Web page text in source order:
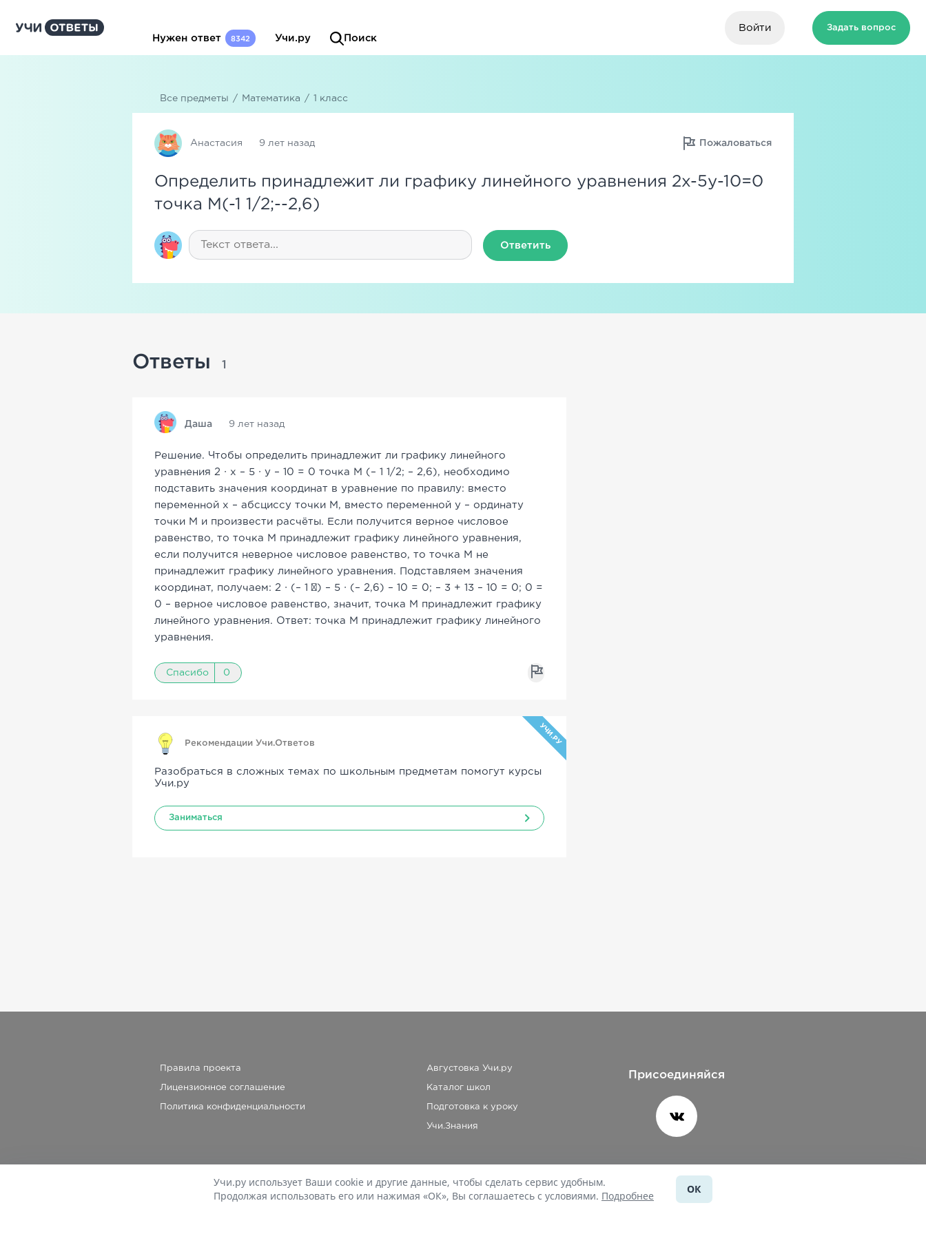
Нужен ответ 8342 Учи.ру Поиск
Войти Задать вопрос
Все предметы / Математика / 1 класс
Анастасия 9 лет назад Пожаловаться
Определить принадлежит ли графику линейного уравнения 2x-5y-10=0
точка M(-1 1/2;--2,6)
Ответить
Ответы 1
Даша 9 лет назад
Решение. Чтобы определить принадлежит ли графику линейного
уравнения 2 ∙ x – 5 ∙ y – 10 = 0 точка M (– 1 1/2; – 2,6), необходимо
подставить значения координат в уравнение по правилу: вместо
переменной х – абсциссу точки М, вместо переменной у – ординату
точки М и произвести расчёты. Если получится верное числовое
равенство, то точка М принадлежит графику линейного уравнения,
если получится неверное числовое равенство, то точка М не
принадлежит графику линейного уравнения. Подставляем значения
координат, получаем: 2 ∙ (– 1 ½) – 5 ∙ (– 2,6) – 10 = 0; – 3 + 13 – 10 = 0; 0 =
0 – верное числовое равенство, значит, точка М принадлежит графику
линейного уравнения. Ответ: точка М принадлежит графику линейного
уравнения.
Спасибо 0
Рекомендации Учи.Ответов УЧИ.РУ
Разобраться в сложных темах по школьным предметам помогут курсы
Учи.ру
Заниматься
Правила проекта
Лицензионное соглашение
Политика конфиденциальности
Августовка Учи.ру
Каталог школ
Подготовка к уроку
Учи.Знания
Присоединяйся
При копировании материалов uchi.ru/otvety ссылка на сайт обязательна.
Учи.ру использует Ваши cookie и другие данные, чтобы сделать сервис удобным.
Продолжая использовать его или нажимая «ОК», Вы соглашаетесь с условиями. Подробнее
ОК